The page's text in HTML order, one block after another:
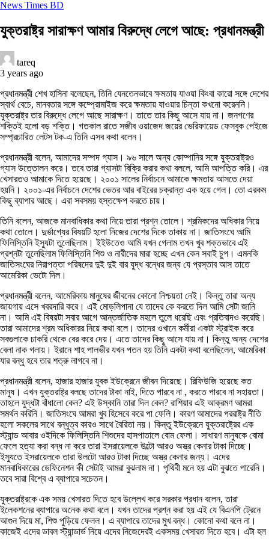
News Times BD
যুক্তরাষ্ট্র সারাক্ষণ আমার বিরুদ্ধে লেগে আছে: প্রধানমন্ত্রী
tareq
3 years ago
প্রধানমন্ত্রী শেখ হাসিনা বলেছেন, তিনি যেনতেনভাবে ক্ষমতায় যাওয়া কিংবা কারো সঙ্গে দেশের
স্বার্থ বেচে, মানবতার সঙ্গে কম্প্রোমাইজ করে ক্ষমতায় যাওয়ার চিন্তা কখনো করেননি।
যুক্তরাষ্ট্র তার বিরুদ্ধে লেগে আছে সারাক্ষণ। তাতে তার কিছু আসে যায় না। জনগণের
শক্তিই হলো বড় শক্তি। গতকাল রাতে সজীব ওয়াজেদ জয়ের ভেরিফায়েড ফেসবুক পেইজে
সম্প্রচারিত লেটস টক-এ তিনি এসব কথা বলেন।
প্রধানমন্ত্রী বলেন, আমাদের সম্পদ গ্যাস। ৯৬ সালে অন্য কোম্পানির সঙ্গে যুক্তরাষ্ট্রও
গ্যাস উত্তোলন করে। তবে তারা গ্যাসটা বিক্রি করার কথা বললে, আমি আপত্তি করি। এর
খেসারতও আমাকে দিতে হয়েছে। ২০০১ সালের নির্বাচনে আমাকে ক্ষমতায় আসতে দেয়া
হয়নি। ২০০১-এর নির্বাচনে দেশের ভেতর আর বাইরের চক্রান্ত এক হয়ে গেল। তো এরকম
কিছু ব্যাপার আছে। এরা সবসময় হস্তক্ষেপ করতে চায়।
তিনি বলেন, আজকে মানবাধিকার কথা নিয়ে তারা প্রশ্ন তোলে। শ্রমিকদের অধিকার নিয়ে
কথা তোলে। দুর্ভাগ্যের বিষয়টি হলো নিজের দেশের দিকে তাকায় না। জাতিসংঘে আমি
ফিলিস্তিনি ইস্যুটা তুলেছিলাম। ইইউতেও আমি যখন গেলাম তখন খুব শক্তভাবে এই
প্রশ্নটা তুলেছিলাম ফিলিস্তিনি শিশু ও নারীদের মারা হচ্ছে এখন কেন সবাই চুপ। এমনকি
জাতিসংঘের নিরাপত্তা পরিষদের দুই দুই বার যুদ্ধ বন্ধের জন্য যে প্রস্তাব আস তাতে
আমেরিকা ভেটো দিল।
প্রধানমন্ত্রী বলেন, আমেরিকায় মানুষের জীবনের কোনো নিশ্চয়তা নেই। কিন্তু তারা অন্য
জায়গায় এসে খবরদারি করে। এই মোড়লিপানা যে তাদের কে করতে দিল আমি সেটা জানি
না। আমি এই বিষয়টা সবার আগে আন্তর্জাতিক মহলে তুলে ধরেছি এবং প্রতিবাদও করেছি।
তারা আমাদের শ্রম অধিকারর নিয়ে কথা বলে। তাদের ওখানে কর্মীরা একটা স্ট্রাইক করে
সবগুলাকে চাকরি থেকে বের করে দেয়। এতে তাদের কিছু আসে যায় না। কিন্তু অন্য দেশের
বেলা নাক গলায়। ইরানে শাহ পালভীর যখন পতন হয় তিনি একটা কথা বলেছিলেন, আমেরিকা
যার বন্ধু হবে তার শত্রু লাগবে না।
প্রধানমন্ত্রী বলেন, হাজার হাজার যুবক ইউক্রেনে জীবন দিয়েছে। রিফিউজি হয়েছে কত
মানুষ। এখন যুক্তরাষ্ট্র বলছে তাদের টাকা নাই, দিতে পারবে না , করতে পারবে না সহায়তা।
তাহলে যুদ্ধটা বাঁধালো কেন? এই উস্কানি তারা দিল কেন? রাশিয়ার এই আক্রমণ আমরা
সমর্থন করিনি। জাতিসংঘে আমরা খুব হিসেবে করে পা ফেলি। কারণ আমাদের পররাষ্ট্র নীতি
হলো সকলের সাথে বন্ধুত্ব কারও সাথে বৈরিতা নয়। কিন্তু ইউক্রেনে যুক্তরাষ্ট্রের এক
স্ট্যান্ড আবার ওইদিকে ফিলিস্তিনি শিশুদের হাসপাতালে বোম ফেলা। সাধারণ মানুষকে বোমা
ফেলে হত্যা করা বন্ধ না করে তারা ইসরায়েলকে উল্টো আরও অস্ত্র কেনার টাকা দিচ্ছে।
ইস্যুতে ইসরায়েলকে তারা উলটো আরও টাকা দিচ্ছে অস্ত্র কেনার জন্য। এদের
মানবাধিকারের ডেফিনেশন কী সেটাই আমরা বুঝলাম না। পৃথিবী মনে হয় এটা বুঝতে পারেনি।
তবে সারা বিশ্বে এ ব্যাপারে সচেতন।
যুক্তরাষ্ট্রকে এক সময় খেসারত দিতে হবে উল্লেখ করে সরকার প্রধান বলেন, তারা
ইলেকশনের ব্যাপারে অনেক কথা বলে। যখন তাদের প্রশ্ন করা হয় এই যে বিএনপি ট্রেনে
আগুন দিয়ে মা, শিশু পুড়িয়ে ফেলল। এ ব্যাপারে তাদের মুখ বন্ধ। কোনো কথা বলে না।
কাজেই এদের ডাবল স্ট্যান্ডার্ড নিয়ে এদের নিজেদেরই একসময় খেসারত দিতে হবে। এটা হল